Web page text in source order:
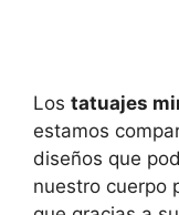
Los tatuajes
estamos
diseños que
nuestro cuerpo